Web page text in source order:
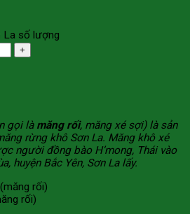
La số lượng
gọi là măng rối, măng xé sợi) là sản
rừng khô Sơn La. Măng khô xé
người đồng bào H’mong, Thái vào
huyện Bắc Yên, Sơn La lấy.
rối)